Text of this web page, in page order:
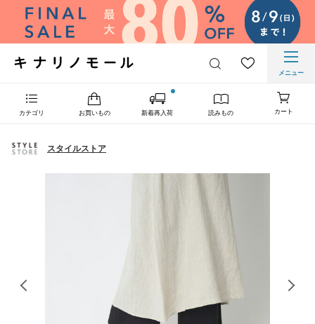
メニュー
カテゴリ お買いもの 新着再入荷 読みもの カート
スタイルストア